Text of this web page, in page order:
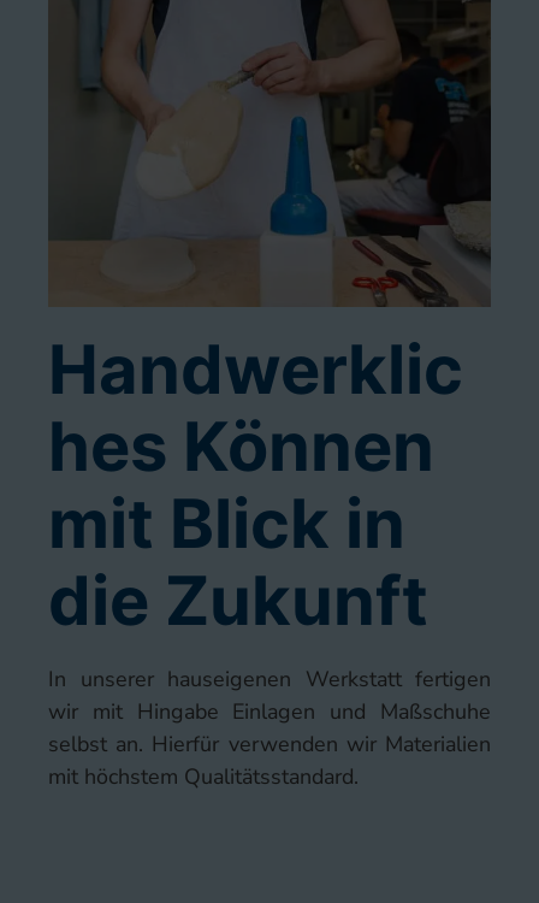
Handwerklic
hes Können
mit Blick in
die Zukunft
In unserer hauseigenen Werkstatt fertigen
wir mit Hingabe Einlagen und Maßschuhe
selbst an. Hierfür verwenden wir Materialien
mit höchstem Qualitätsstandard.